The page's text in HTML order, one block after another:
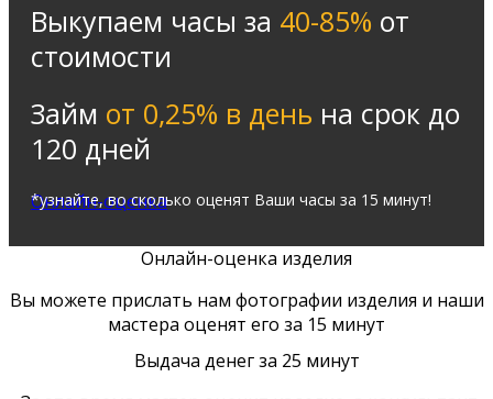
Выкупаем часы за 40-85% от
стоимости
Займ от 0,25% в день на срок до
120 дней
Онлайн-оценка
*узнайте, во сколько оценят Ваши часы за 15 минут!
Онлайн-оценка изделия
Вы можете прислать нам фотографии изделия и наши
мастера оценят его за 15 минут
Выдача денег за 25 минут